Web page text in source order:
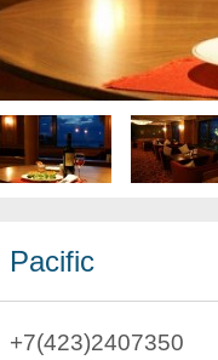
Pacific
+7(423)2407350